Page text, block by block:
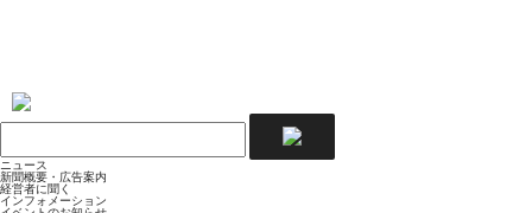
ニュース
新聞概要・広告案内
経営者に聞く
インフォメーション